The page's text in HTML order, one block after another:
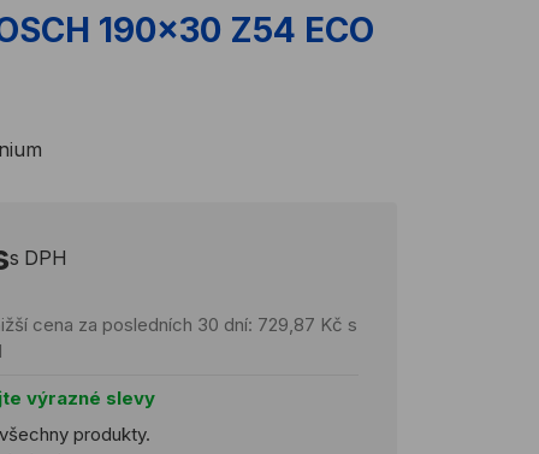
190x30 Z54 ECO
s DPH
cena za posledních 30 dní: 729,87 Kč s
výrazné slevy
produkty.